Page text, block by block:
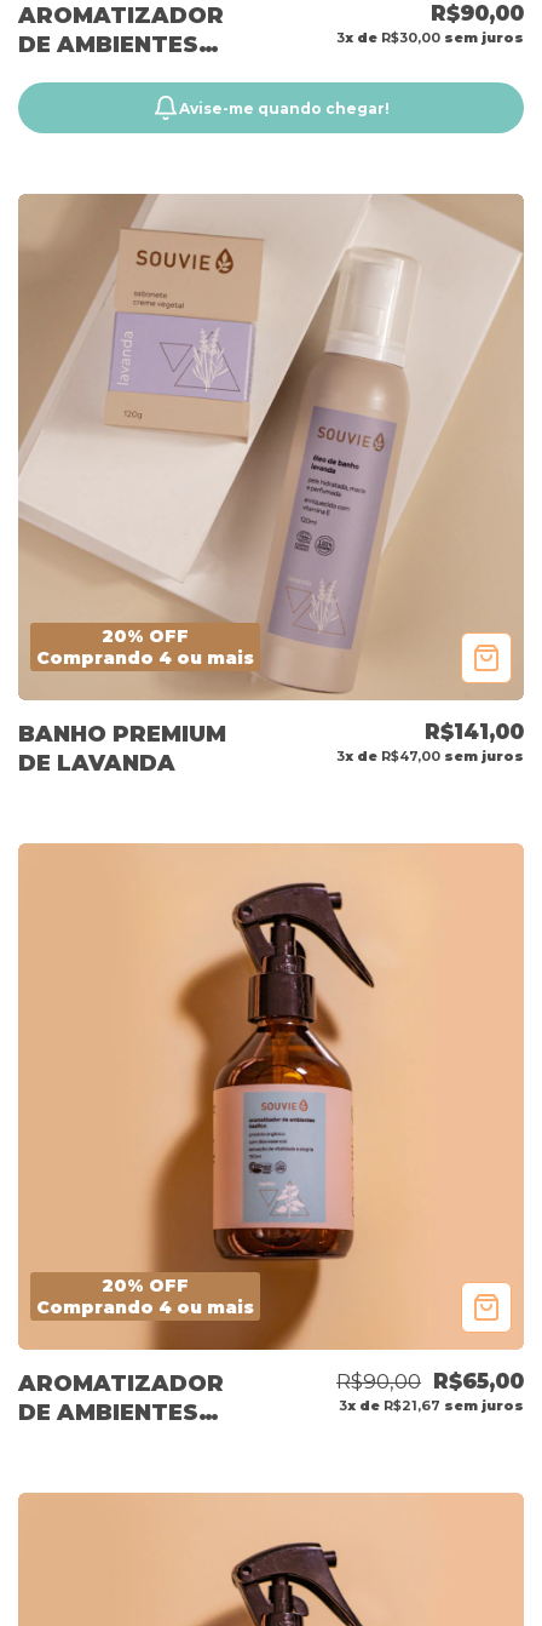
AROMATIZADOR
DE AMBIENTES
R$90,00
3x de R$30,00 sem juros
Avise-me quando chegar!
20% OFF
Comprando 4 ou mais
BANHO PREMIUM
DE LAVANDA
R$141,00
3x de R$47,00 sem juros
20% OFF
Comprando 4 ou mais
AROMATIZADOR
DE AMBIENTES
R$90,00 R$65,00
3x de R$21,67 sem juros